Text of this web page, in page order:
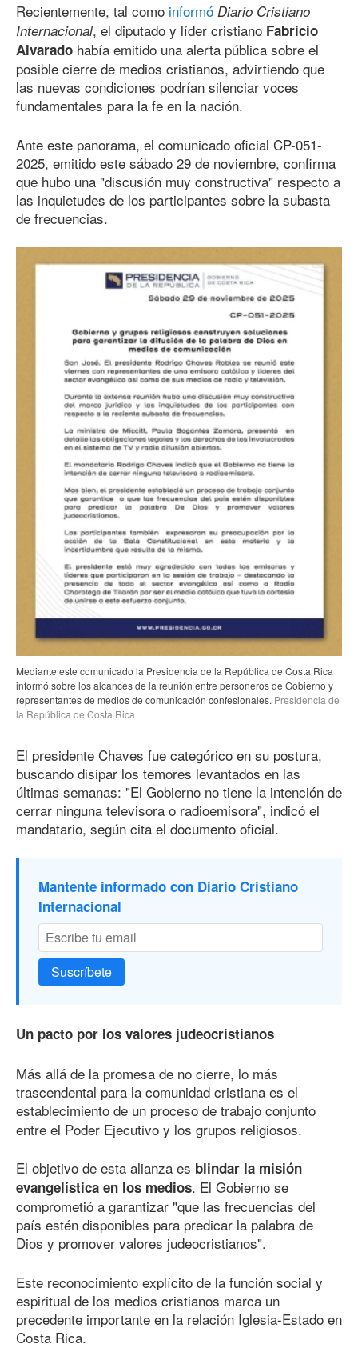
Recientemente, tal como informó Diario Cristiano
Internacional, el diputado y líder cristiano Fabricio
Alvarado había emitido una alerta pública sobre el
posible cierre de medios cristianos, advirtiendo que
las nuevas condiciones podrían silenciar voces
fundamentales para la fe en la nación.
Ante este panorama, el comunicado oficial CP-051-
2025, emitido este sábado 29 de noviembre, confirma
que hubo una "discusión muy constructiva" respecto a
las inquietudes de los participantes sobre la subasta
de frecuencias.
Mediante este comunicado la Presidencia de la República de Costa Rica
informó sobre los alcances de la reunión entre personeros de Gobierno y
representantes de medios de comunicación confesionales. Presidencia de
la República de Costa Rica
El presidente Chaves fue categórico en su postura,
buscando disipar los temores levantados en las
últimas semanas: "El Gobierno no tiene la intención de
cerrar ninguna televisora o radioemisora", indicó el
mandatario, según cita el documento oficial.
Mantente informado con Diario Cristiano
Internacional
Suscríbete
Un pacto por los valores judeocristianos
Más allá de la promesa de no cierre, lo más
trascendental para la comunidad cristiana es el
establecimiento de un proceso de trabajo conjunto
entre el Poder Ejecutivo y los grupos religiosos.
El objetivo de esta alianza es blindar la misión
evangelística en los medios. El Gobierno se
comprometió a garantizar "que las frecuencias del
país estén disponibles para predicar la palabra de
Dios y promover valores judeocristianos".
Este reconocimiento explícito de la función social y
espiritual de los medios cristianos marca un
precedente importante en la relación Iglesia-Estado en
Costa Rica.